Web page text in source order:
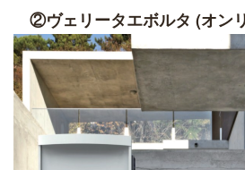
②ヴェリータエボルタ (オン